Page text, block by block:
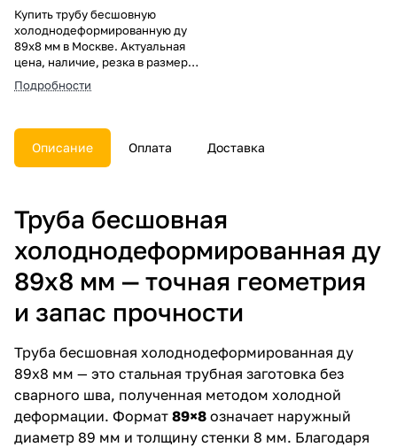
Купить трубу бесшовную
холоднодеформированную ду
89х8 мм в Москве. Актуальная
цена, наличие, резка в размер,
погрузка, доставка, расчет веса
и документы.
Подробности
Описание Оплата Доставка
Труба бесшовная
холоднодеформированная ду
89х8 мм — точная геометрия
и запас прочности
Труба бесшовная холоднодеформированная ду
89х8 мм — это стальная трубная заготовка без
сварного шва, полученная методом холодной
деформации. Формат 89×8 означает наружный
диаметр 89 мм и толщину стенки 8 мм. Благодаря